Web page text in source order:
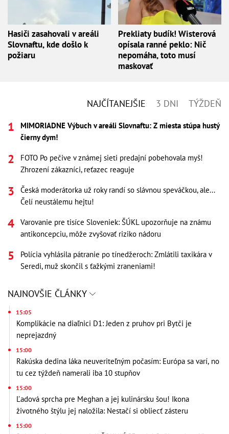
Hasiči zasahovali v areáli
Slovnaftu, kde došlo k
požiaru
Prekliaty budík! Wisterová
opísala ranné peklo: Nič
nepomáha, toto musí
maskovať
NAJČÍTANEJŠIE 3 DNI TÝŽDEŇ
MIMORIADNE Výbuch v areáli Slovnaftu: Z miesta stúpa hustý
čierny dym!
FOTO Po pečive v známej sieti predajní pobehovala myš!
Zhrození zákazníci, reťazec reaguje
Česká moderátorka už roky randí so slávnou speváčkou, ale...
Čelí neustálemu hejtu!
Varovanie pre tisíce Sloveniek: ŠÚKL upozorňuje na známu
antikoncepciu, môže zvyšovať riziko nádoru
Polícia vyhlásila pátranie po tínedžeroch: Zmlátili taxikára v
Seredi, muž skončil s ťažkými zraneniami!
NAJNOVŠIE ČLÁNKY
15:05
Komplikácie na diaľnici D1: Jeden z pruhov pri Bytči je
neprejazdný
15:00
Rakúska dedina láka neuveriteľným počasím: Európa sa varí, no
tu cez týždeň namerali iba 10 stupňov
15:00
Ľadová sprcha pre Meghan a jej kulinársku šou! Ikona
životného štýlu jej naložila: Nestačí si obliecť zásteru
15:00